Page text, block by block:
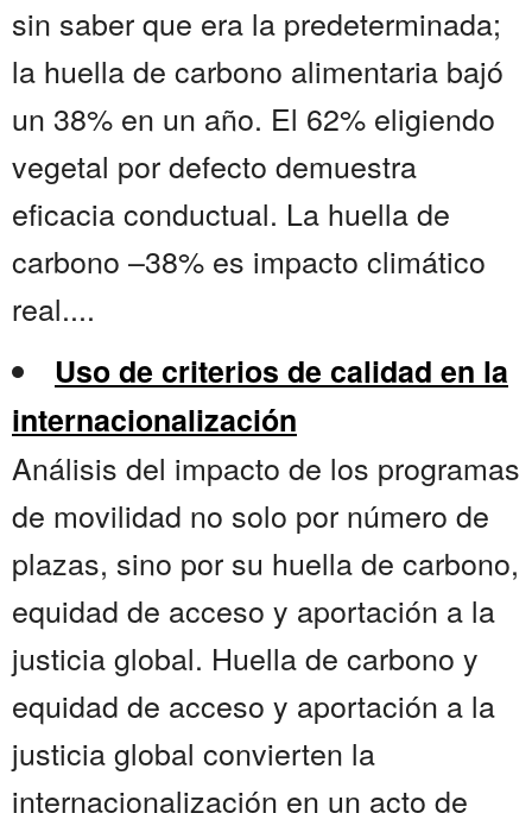
sin saber que era la predeterminada;
la huella de carbono alimentaria bajó
un 38% en un año. El 62% eligiendo
vegetal por defecto demuestra
eficacia conductual. La huella de
carbono –38% es impacto climático
real....
Uso de criterios de calidad en la
internacionalización
Análisis del impacto de los programas
de movilidad no solo por número de
plazas, sino por su huella de carbono,
equidad de acceso y aportación a la
justicia global. Huella de carbono y
equidad de acceso y aportación a la
justicia global convierten la
internacionalización en un acto de